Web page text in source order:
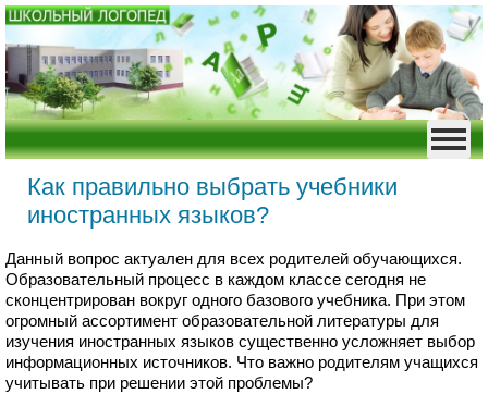
Как правильно выбрать учебники
иностранных языков?
Данный вопрос актуален для всех родителей обучающихся.
Образовательный процесс в каждом классе сегодня не
сконцентрирован вокруг одного базового учебника. При этом
огромный ассортимент образовательной литературы для
изучения иностранных языков существенно усложняет выбор
информационных источников. Что важно родителям учащихся
учитывать при решении этой проблемы?